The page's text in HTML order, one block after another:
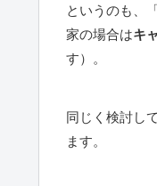
というのも、
家の場合はキ
す）。
同じく検討し
ます。